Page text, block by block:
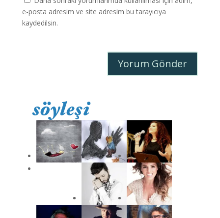
e-posta adresim ve site adresim bu tarayıcıya
kaydedilsin.